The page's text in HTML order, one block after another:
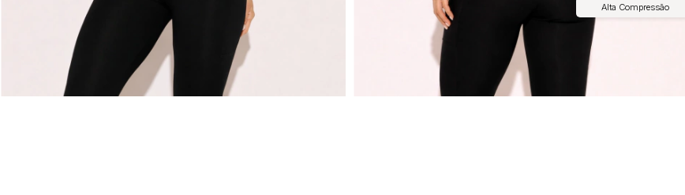
Alta Compressão